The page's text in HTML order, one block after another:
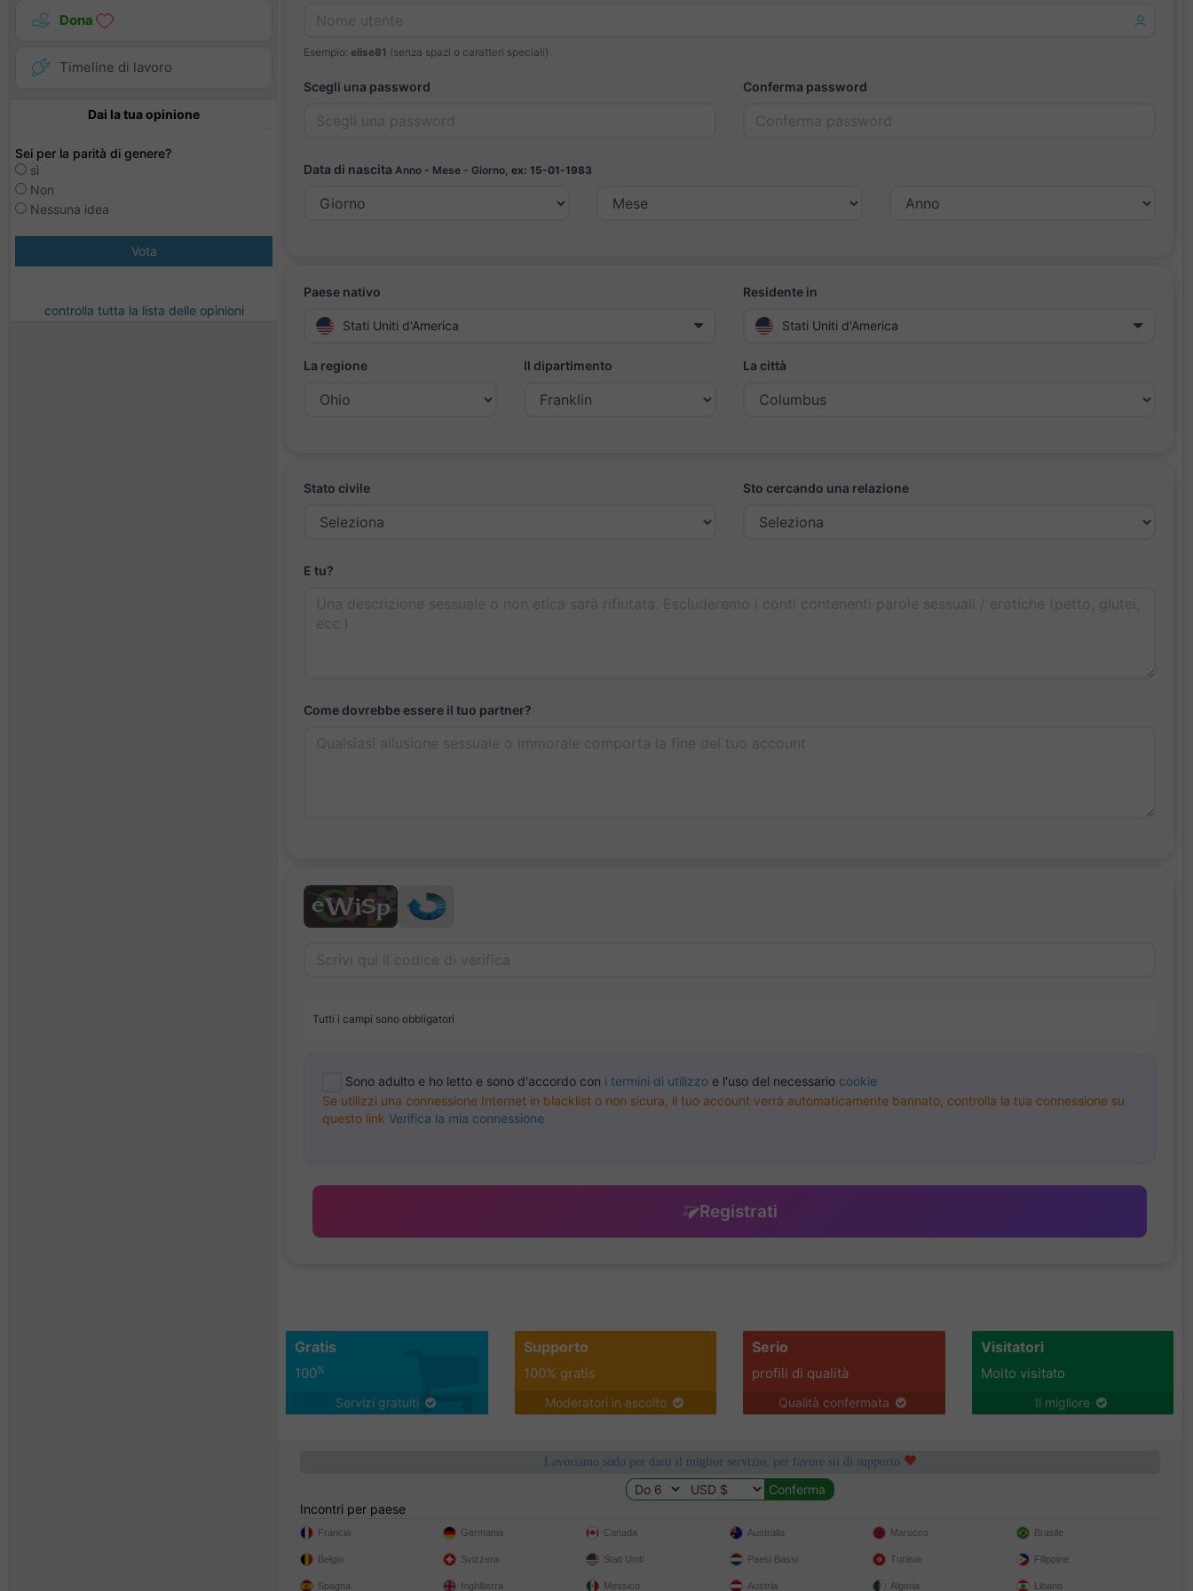
Dona
Timeline di lavoro
Dai la tua opinione
Sei per la parità di genere?
sì
Non
Nessuna idea
Vota
controlla tutta la lista delle opinioni
Esempio: elise81 (senza spazi o caratteri speciali)
Scegli una password Conferma password
Data di nascita Anno - Mese - Giorno, ex: 15-01-1983
Paese nativo
Stati Uniti d'America
Residente in
Stati Uniti d'America
La regione Il dipartimento La città
Stato civile Sto cercando una relazione
E tu?
Come dovrebbe essere il tuo partner?
Tutti i campi sono obbligatori
Sono adulto e ho letto e sono d'accordo con i termini di utilizzo e l'uso del necessario cookie
Se utilizzi una connessione Internet in blacklist o non sicura, il tuo account verrà automaticamente bannato, controlla la tua connessione su
questo link Verifica la mia connessione
Registrati
Gratis
100%
Servizi gratuiti
Supporto
100% gratis
Moderatori in ascolto
Serio
profili di qualità
Qualità confermata
Visitatori
Molto visitato
Il migliore
Lavoriamo sodo per darti il miglior servizio, per favore sii di supporto
Incontri per paese
Francia
Belgio
Spagna
Germania
Svizzera
Inghilterra
Canada
Stati Uniti
Messico
Australia
Paesi Bassi
Austria
Marocco
Tunisia
Algeria
Brasile
Filippine
Libano